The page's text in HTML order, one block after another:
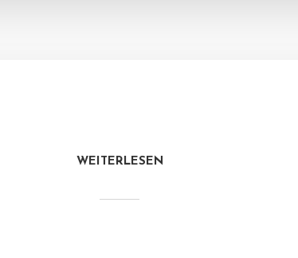
WEITERLESEN